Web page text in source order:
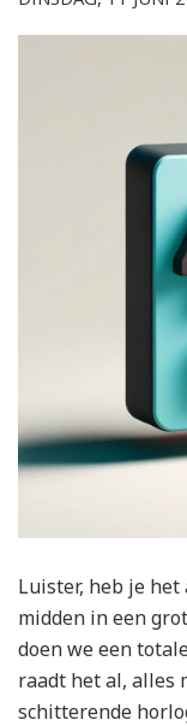
Luister, heb je
midden in een
doen we een
raadt het al, alles
schitterende